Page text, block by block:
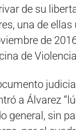
de su
una de
de
de
a Álvarez
general, sin